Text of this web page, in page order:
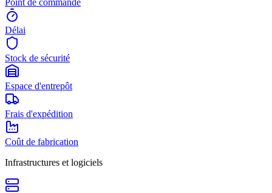
Point de commande
Délai
Stock de sécurité
Espace d'entrepôt
Frais d'expédition
Coût de fabrication
Infrastructures et logiciels